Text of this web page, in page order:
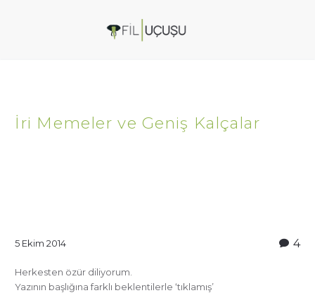
İri Memeler ve Geniş Kalçalar
4
5 Ekim 2014
Herkesten özür diliyorum.
Yazının başlığına farklı beklentilerle ‘tıklamış’